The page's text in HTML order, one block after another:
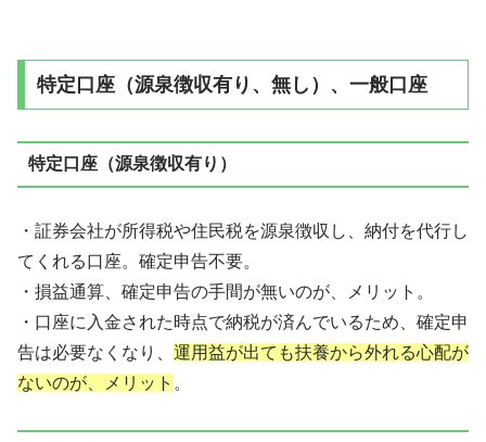
特定口座（源泉徴収有り、無し）、一般口座
特定口座（源泉徴収有り）
・証券会社が所得税や住民税を源泉徴収し、納付を代行し
てくれる口座。確定申告不要。
・損益通算、確定申告の手間が無いのが、メリット。
・口座に入金された時点で納税が済んでいるため、確定申
告は必要なくなり、 運用益が出ても扶養から外れる心配が
ないのが、メリット 。